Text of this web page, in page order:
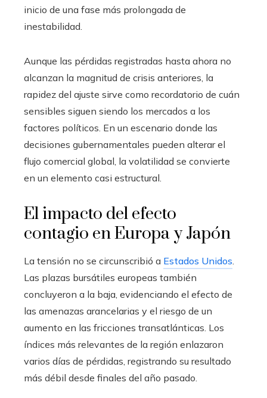
inicio de una fase más prolongada de
inestabilidad.
Aunque las pérdidas registradas hasta ahora no
alcanzan la magnitud de crisis anteriores, la
rapidez del ajuste sirve como recordatorio de cuán
sensibles siguen siendo los mercados a los
factores políticos. En un escenario donde las
decisiones gubernamentales pueden alterar el
flujo comercial global, la volatilidad se convierte
en un elemento casi estructural.
El impacto del efecto
contagio en Europa y Japón
La tensión no se circunscribió a Estados Unidos.
Las plazas bursátiles europeas también
concluyeron a la baja, evidenciando el efecto de
las amenazas arancelarias y el riesgo de un
aumento en las fricciones transatlánticas. Los
índices más relevantes de la región enlazaron
varios días de pérdidas, registrando su resultado
más débil desde finales del año pasado.